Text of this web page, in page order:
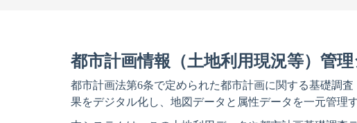
都市計画情報（土地利用現況等）管
都市計画法第6条で定められた都市計画に関する基礎調
果をデジタル化し、地図データと属性データを一元管理